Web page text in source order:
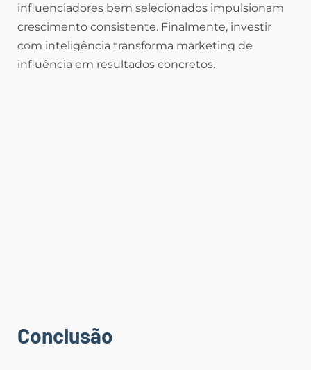
influenciadores bem selecionados impulsionam
crescimento consistente. Finalmente, investir
com inteligência transforma marketing de
influência em resultados concretos.
Conclusão